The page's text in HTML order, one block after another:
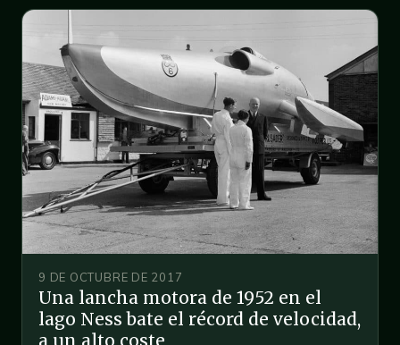
9 DE OCTUBRE DE 2017
Una lancha motora de 1952 en el
lago Ness bate el récord de velocidad,